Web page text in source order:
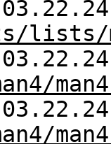
lists/